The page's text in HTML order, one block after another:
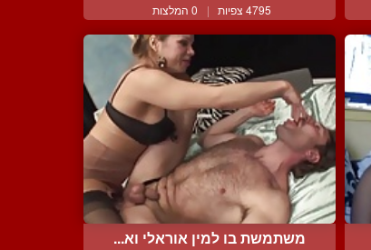
4795 צפיות | 0 המלצות
משתמשת בו למין אוראלי וא...